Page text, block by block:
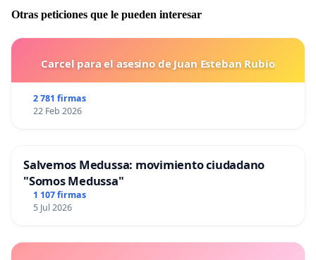
Otras peticiones que le pueden interesar
Carcel para el asesino de Juan Esteban Rubio
2 781 firmas
22 Feb 2026
Salvemos Medussa: movimiento ciudadano
"Somos Medussa"
1 107 firmas
5 Jul 2026